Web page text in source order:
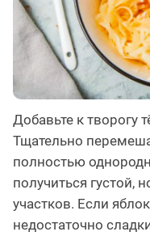
Добавьте к творогу
Тщательно
полностью
получиться густой,
участков. Если
недостаточно